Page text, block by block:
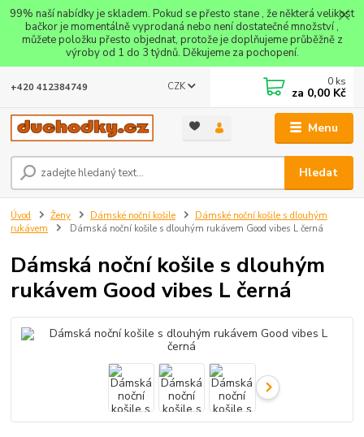
99% naší nabídky je skladem. Pokud se přesto stane , že některá velikost
bačkor je momentálně vyprodaná nebo není dostatečné množství ,
můžete položku přesto objednat, protože je doplňujeme průběžně z
výroby od 1 do 3 týdnů. Děkujeme za pochopení.
Menu
CZK
Hledat
+420 412384749 0 ks
za 0,00 Kč
Úvod Ženy Dámské noční košile
Dámské noční košile s dlouhým
rukávem
Dámská noční košile s dlouhým rukávem Good vibes L černá
Dámská noční košile s dlouhým
rukávem Good vibes L černá